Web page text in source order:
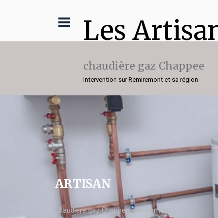
Les
chaudière gaz Chappee
Intervention sur Remiremont et sa région
ARTISAN
chaudière gaz Chappee Remiremont